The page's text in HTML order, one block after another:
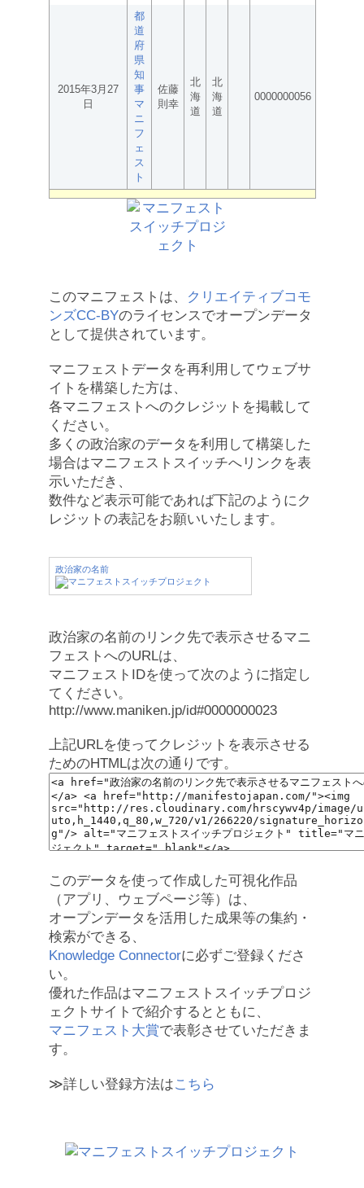
2015年3月27
日
都
道
府
県
知
事
マ
ニ
フ
ェ
ス
ト
佐藤
則幸
北
海
道
北
海
道
0000000056
このマニフェストは、
クリエイティブコモ
ンズCC-BYのライセンスでオープンデータ
として提供されています。
マニフェストデータを再利用してウェブサ
イトを構築した方は、
各マニフェストへのクレジットを掲載して
ください。
多くの政治家のデータを利用して構築した
場合はマニフェストスイッチへリンクを表
示いただき、
数件など表示可能であれば下記のようにク
レジットの表記をお願いいたします。
政治家の名前
政治家の名前のリンク先で表示させるマニ
フェストへのURLは、
マニフェストIDを使って次のように指定し
てください。
http://www.maniken.jp/id#0000000023
上記URLを使ってクレジットを表示させる
ためのHTMLは次の通りです。
このデータを使って作成した可視化作品
（アプリ、ウェブページ等）は、
オープンデータを活用した成果等の集約・
検索ができる、
Knowledge Connectorに必ずご登録くださ
い。
優れた作品はマニフェストスイッチプロジ
ェクトサイトで紹介するとともに、
マニフェスト大賞で表彰させていただきま
す。
≫詳しい登録方法はこちら